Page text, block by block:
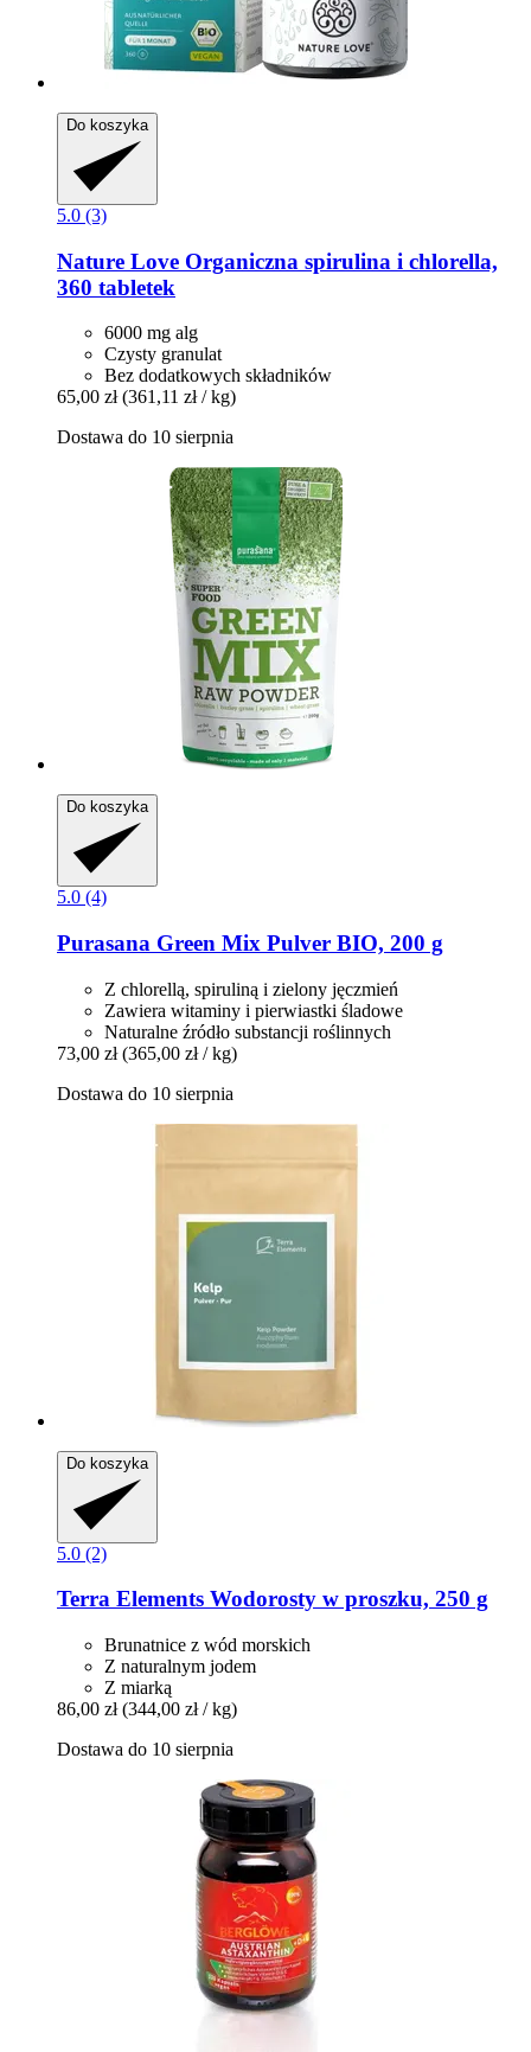
Do koszyka
5.0 (3)
Nature Love Organiczna spirulina i chlorella,
360 tabletek
6000 mg alg
Czysty granulat
Bez dodatkowych składników
65,00 zł (361,11 zł / kg)
Dostawa do 10 sierpnia
Do koszyka
5.0 (4)
Purasana Green Mix Pulver BIO, 200 g
Z chlorellą, spiruliną i zielony jęczmień
Zawiera witaminy i pierwiastki śladowe
Naturalne źródło substancji roślinnych
73,00 zł (365,00 zł / kg)
Dostawa do 10 sierpnia
Do koszyka
5.0 (2)
Terra Elements Wodorosty w proszku, 250 g
Brunatnice z wód morskich
Z naturalnym jodem
Z miarką
86,00 zł (344,00 zł / kg)
Dostawa do 10 sierpnia